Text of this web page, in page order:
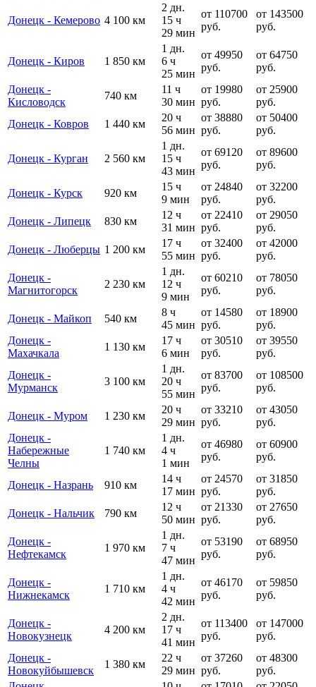
Донецк - Кемерово 4 100 км
2 дн.
15 ч
29 мин
от 110700
руб.
от 143500
руб.
Донецк - Киров 1 850 км
1 дн.
6 ч
25 мин
от 49950
руб.
от 64750
руб.
Донецк -
Кисловодск
740 км
11 ч
30 мин
от 19980
руб.
от 25900
руб.
Донецк - Ковров
1 440 км
20 ч
56 мин
от 38880
руб.
от 50400
руб.
Донецк - Курган 2 560 км
1 дн.
15 ч
43 мин
от 69120
руб.
от 89600
руб.
Донецк - Курск 920 км
15 ч
9 мин
от 24840
руб.
от 32200
руб.
Донецк - Липецк
830 км
12 ч
31 мин
от 22410
руб.
от 29050
руб.
Донецк - Люберцы 1 200 км
17 ч
55 мин
от 32400
руб.
от 42000
руб.
Донецк -
Магнитогорск
2 230 км
1 дн.
12 ч
9 мин
от 60210
руб.
от 78050
руб.
Донецк - Майкоп 540 км
8 ч
45 мин
от 14580
руб.
от 18900
руб.
Донецк -
Махачкала
1 130 км
17 ч
6 мин
от 30510
руб.
от 39550
руб.
Донецк -
Мурманск
3 100 км
1 дн.
20 ч
55 мин
от 83700
руб.
от 108500
руб.
Донецк - Муром 1 230 км
20 ч
29 мин
от 33210
руб.
от 43050
руб.
Донецк -
Набережные
Челны
1 740 км
1 дн.
4 ч
1 мин
от 46980
руб.
от 60900
руб.
Донецк - Назрань 910 км
14 ч
17 мин
от 24570
руб.
от 31850
руб.
Донецк - Нальчик
790 км
12 ч
50 мин
от 21330
руб.
от 27650
руб.
Донецк -
Нефтекамск
1 970 км
1 дн.
7 ч
47 мин
от 53190
руб.
от 68950
руб.
Донецк -
Нижнекамск
1 710 км
1 дн.
4 ч
42 мин
от 46170
руб.
от 59850
руб.
Донецк -
Новокузнецк
4 200 км
2 дн.
17 ч
41 мин
от 113400
руб.
от 147000
руб.
Донецк -
Новокуйбышевск
1 380 км
22 ч
29 мин
от 37260
руб.
от 48300
руб.